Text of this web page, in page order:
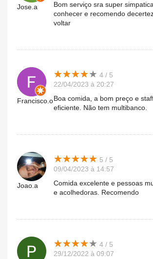
Jose.a
Bom serviço sra super
conhecer e recomendo
voltar
Francisco.o
★★★★★
★★★★★ 4 / 5
22/04/2023 à 20:27
Boa comida, a bom preço e
eficiente. Não tem multibanco.
Joao.a
★★★★★
★★★★★ 5 / 5
09/04/2023 à 14:57
Comida excelente e pessoas
e acolhedoras. Recomendo
★★★★★
★★★★★ 4 / 5
29/12/2022 à 09:07